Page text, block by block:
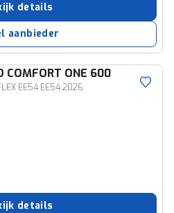
details
aanbieder
COMFORT ONE 600
EE54 EE54 2026
details